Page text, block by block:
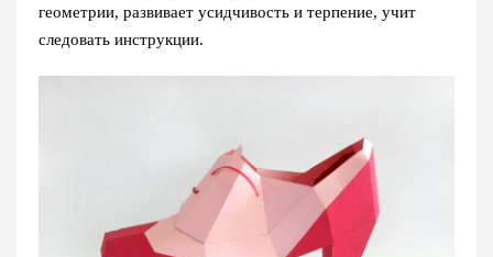
геометрии, развивает усидчивость и терпение, учит
следовать инструкции.